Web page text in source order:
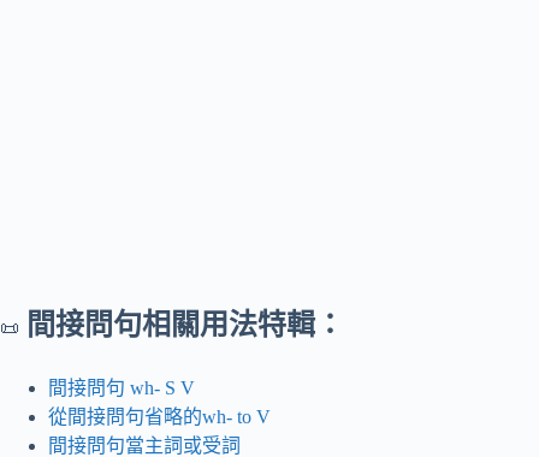
📜 間接問句相關用法特輯：
間接問句 wh- S V
從間接問句省略的wh- to V
間接問句當主詞或受詞